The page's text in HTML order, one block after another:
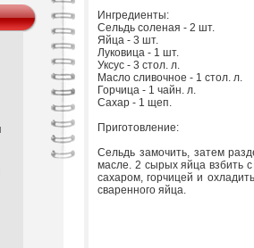
Ингредиенты:
Сельдь соленая - 2 шт.
Яйца - 3 шт.
Луковица - 1 шт.
Уксус - 3 стол. л.
Масло сливочное - 1 стол. л.
Горчица - 1 чайн. л.
Сахар - 1 щеп.
Приготовление:
Сельдь замочить, затем
масле. 2 сырых яйца взбить
сахаром, горчицей и
сваренного яйца.